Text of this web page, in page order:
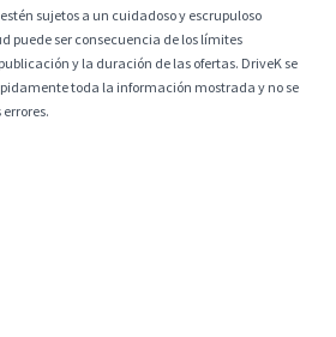
sujetos a un cuidadoso y escrupuloso
puede ser consecuencia de los límites
y la duración de las ofertas. DriveK se
toda la información mostrada y no se